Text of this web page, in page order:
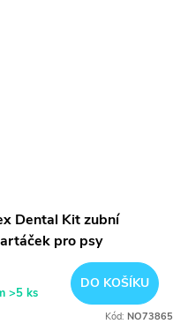
Dental Kit zubní
pro psy
>5 ks
DO KOŠÍKU
Kód:NO73865